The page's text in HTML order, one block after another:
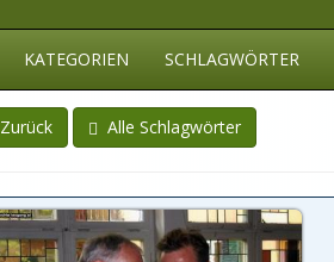
KATEGORIEN SCHLAGWÖRTER
Zurück Alle Schlagwörter